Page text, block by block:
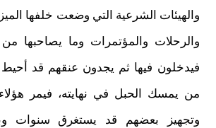
والهيئات الشرعية التي وضعت خلفها
والرحلات والمؤتمرات وما يصاحبها
فيدخلون فيها ثم يجدون عنقهم قد
من يمسك الحبل في نهايته، فيمر
وتجهيز بعضهم قد يستغرق سنوات